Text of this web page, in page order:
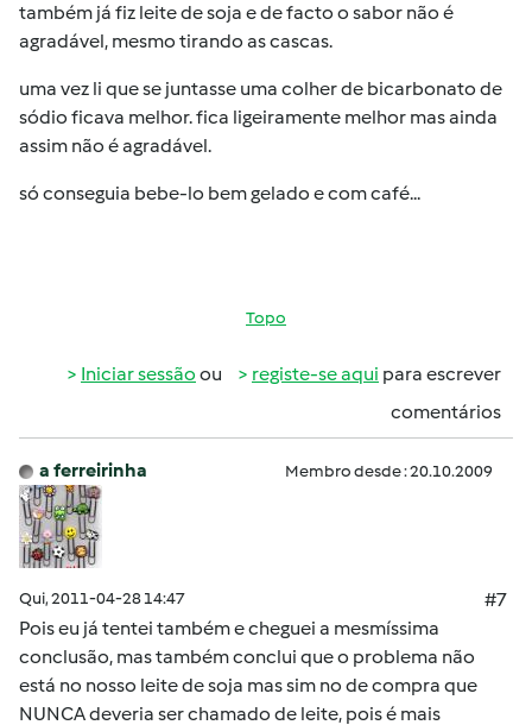
também já fiz leite de soja e de facto o sabor não é
agradável, mesmo tirando as cascas.
uma vez li que se juntasse uma colher de bicarbonato de
sódio ficava melhor. fica ligeiramente melhor mas ainda
assim não é agradável.
só conseguia bebe-lo bem gelado e com café...
Topo
Iniciar sessão ou registe-se aqui para escrever
comentários
a ferreirinha Membro desde : 20.10.2009
Qui, 2011-04-28 14:47
#7
Pois eu já tentei também e cheguei a mesmíssima
conclusão, mas também conclui que o problema não
está no nosso leite de soja mas sim no de compra que
NUNCA deveria ser chamado de leite, pois é mais